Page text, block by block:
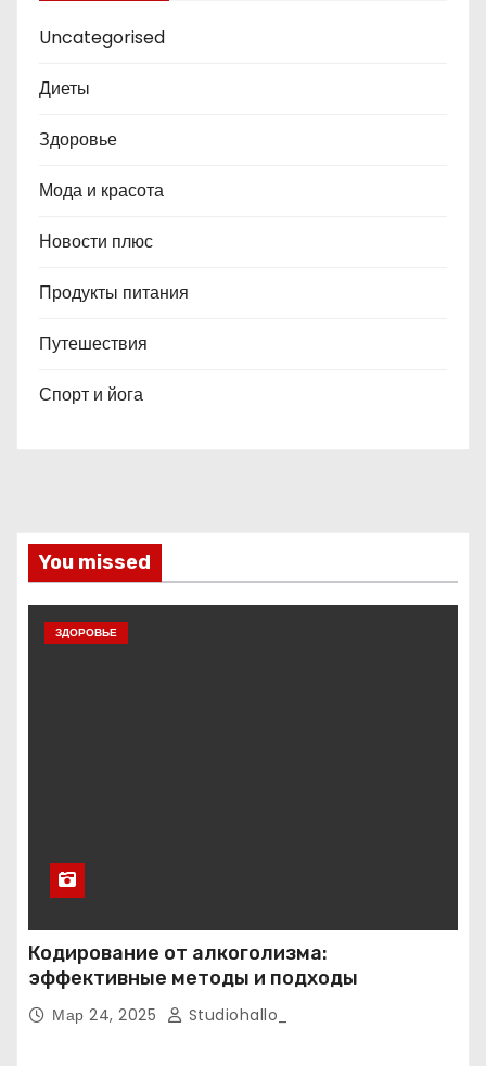
Uncategorised
Диеты
Здоровье
Мода и красота
Новости плюс
Продукты питания
Путешествия
Спорт и йога
You missed
ЗДОРОВЬЕ
Кодирование от алкоголизма:
эффективные методы и подходы
Мар 24, 2025 Studiohallo_